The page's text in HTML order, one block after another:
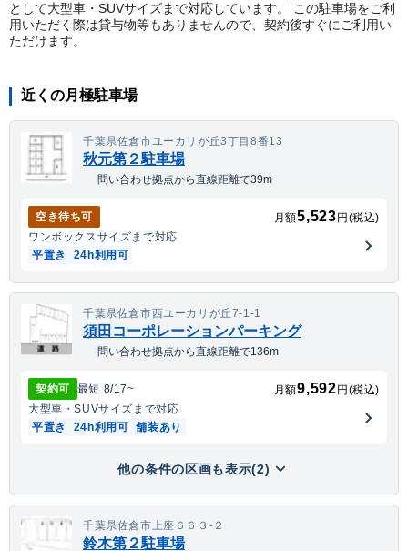
として大型車・SUVサイズまで対応しています。 この駐車場をご利
用いただく際は貸与物等もありませんので、契約後すぐにご利用い
ただけます。
近くの月極駐車場
千葉県佐倉市ユーカリが丘3丁目8番13
秋元第２駐車場
問い合わせ拠点から直線距離で39m
空き待ち可 月額5,523 円(税込)
ワンボックスサイズまで対応
平置き
24h利用可
千葉県佐倉市西ユーカリが丘7-1-1
須田コーポレーションパーキング
問い合わせ拠点から直線距離で136m
契約可 最短 8/17~ 月額9,592 円(税込)
大型車・SUVサイズまで対応
平置き
24h利用可 舗装あり
他の条件の区画も表示(2)
千葉県佐倉市上座６６３-２
鈴木第２駐車場